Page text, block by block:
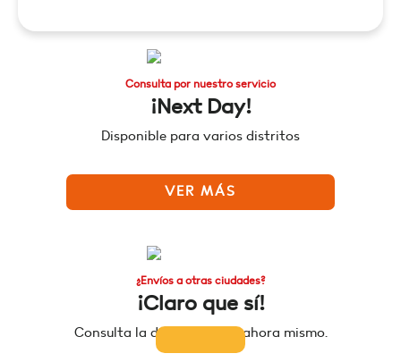
Consulta por nuestro servicio
¡Next Day!
Disponible para varios distritos
VER MÁS
¿Envíos a otras ciudades?
¡Claro que sí!
Consulta la disponibilidad ahora mismo.